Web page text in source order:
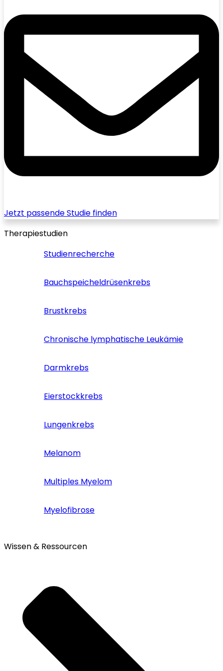
Jetzt passende Studie finden
Therapiestudien
Studienrecherche
Bauchspeicheldrüsenkrebs
Brustkrebs
Chronische lymphatische Leukämie
Darmkrebs
Eierstockkrebs
Lungenkrebs
Melanom
Multiples Myelom
Myelofibrose
Wissen & Ressourcen